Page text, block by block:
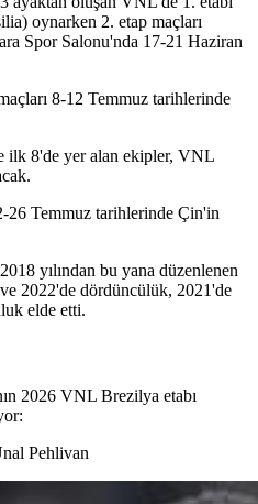
oynarken 2. etap maçları
Spor Salonu'nda 17-21 Haziran
8-12 Temmuz tarihlerinde
ilk 8'de yer alan ekipler, VNL
Temmuz tarihlerinde Çin'in
yılından bu yana düzenlenen
2022'de dördüncülük, 2021'de
elde etti.
2026 VNL Brezilya etabı
Pehlivan